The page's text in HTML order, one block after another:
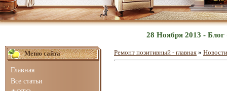
28 Ноября 2013 -
Меню сайта
Главная
Все статьи
Ремонт позитивный - главная »